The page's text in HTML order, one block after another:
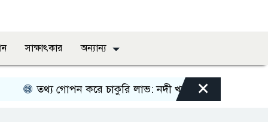
সাক্ষাৎকার অন্যান্য
তথ্য গোপন করে চাকুরি লাভ: নদী খননের নামে ১৩৪ কোটি
×